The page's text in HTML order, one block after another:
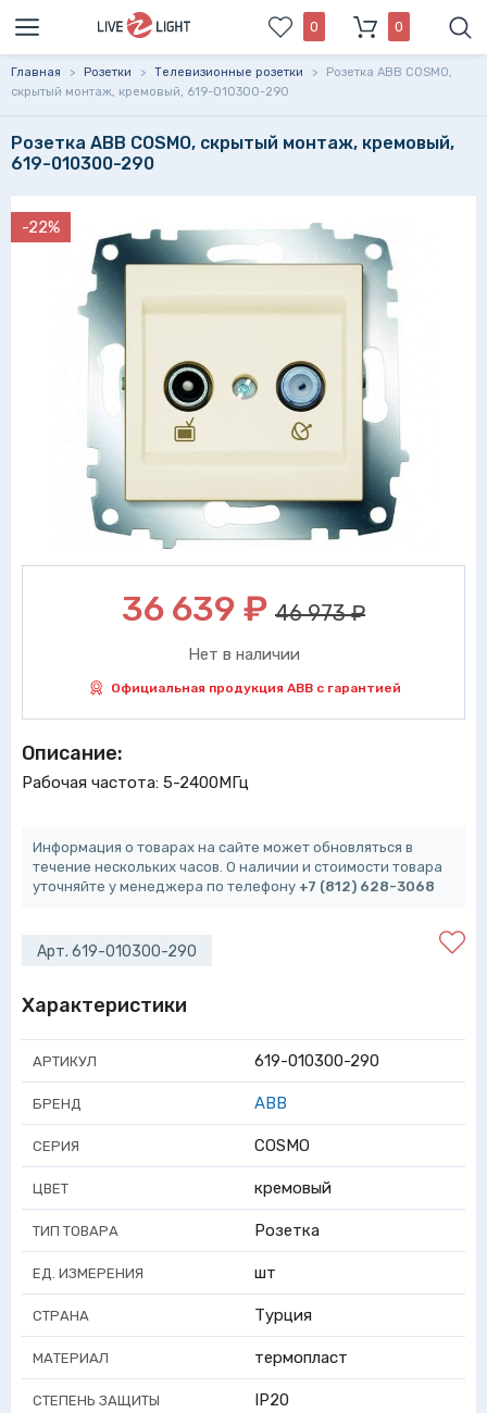
0 0
Главная > Розетки > Телевизионные розетки >
Розетка ABB COSMO,
скрытый монтаж, кремовый, 619-010300-290
Розетка ABB COSMO, скрытый монтаж, кремовый,
619-010300-290
-22%
36 639 ₽ 46 973 ₽
Нет в наличии
Официальная продукция ABB с гарантией
Описание:
Рабочая частота: 5-2400МГц
Информация о товарах на сайте может обновляться в
течение нескольких часов. О наличии и стоимости товара
уточняйте у менеджера по телефону +7 (812) 628-3068
Арт. 619-010300-290
Характеристики
АРТИКУЛ 619-010300-290
БРЕНД ABB
СЕРИЯ COSMO
ЦВЕТ кремовый
ТИП ТОВАРА Розетка
ЕД. ИЗМЕРЕНИЯ шт
СТРАНА Турция
МАТЕРИАЛ термопласт
СТЕПЕНЬ ЗАЩИТЫ IP20